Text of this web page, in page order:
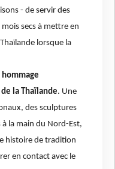
- de servir des
secs à mettre en
lorsque la
la Thaïlande. Une
des sculptures
la main du Nord-Est,
histoire de tradition
en contact avec le